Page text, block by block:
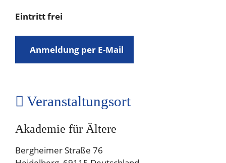
Eintritt frei
Anmeldung per E-Mail
Veranstaltungsort
Akademie für Ältere
Bergheimer Straße 76